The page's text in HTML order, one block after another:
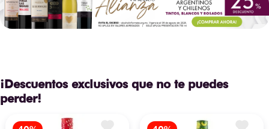
¡Descuentos exclusivos que no te puedes
perder!